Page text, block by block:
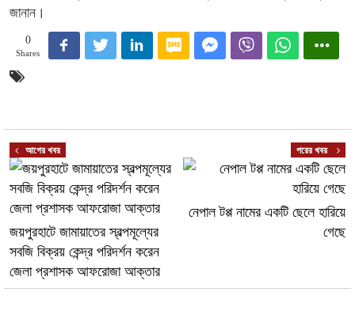
জানান।
0
Shares
আগের খবর
জয়পুরহাটে জামায়াতের স্বল্পমূল্যের
সবজি বিক্রয় কেন্দ্র পরিদর্শন করেন
জেলা প্রশাসক আফরোজা আক্তার
পরের খবর
নেপাল টপ্প নামের একটি ছেলে হারিয়ে
গেছে